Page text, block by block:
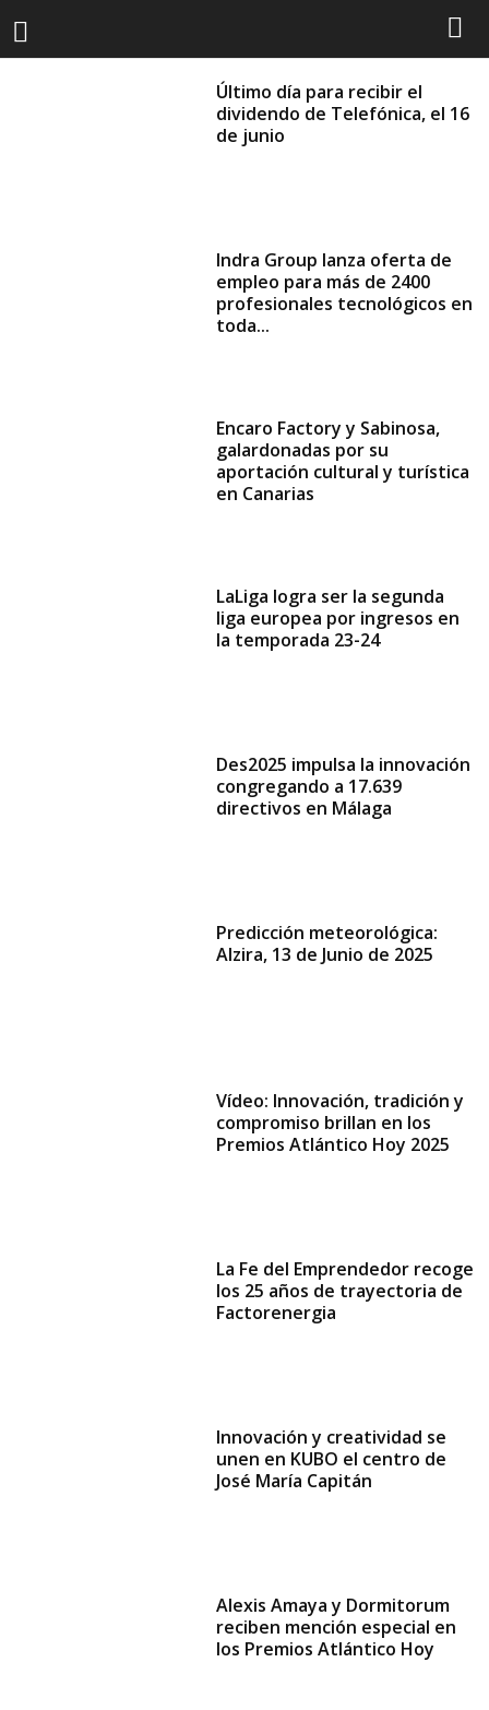
Último día para recibir el
dividendo de Telefónica, el 16
de junio
Indra Group lanza oferta de
empleo para más de 2400
profesionales tecnológicos en
toda...
Encaro Factory y Sabinosa,
galardonadas por su
aportación cultural y turística
en Canarias
LaLiga logra ser la segunda
liga europea por ingresos en
la temporada 23-24
Des2025 impulsa la innovación
congregando a 17.639
directivos en Málaga
Predicción meteorológica:
Alzira, 13 de Junio de 2025
Vídeo: Innovación, tradición y
compromiso brillan en los
Premios Atlántico Hoy 2025
La Fe del Emprendedor recoge
los 25 años de trayectoria de
Factorenergia
Innovación y creatividad se
unen en KUBO el centro de
José María Capitán
Alexis Amaya y Dormitorum
reciben mención especial en
los Premios Atlántico Hoy